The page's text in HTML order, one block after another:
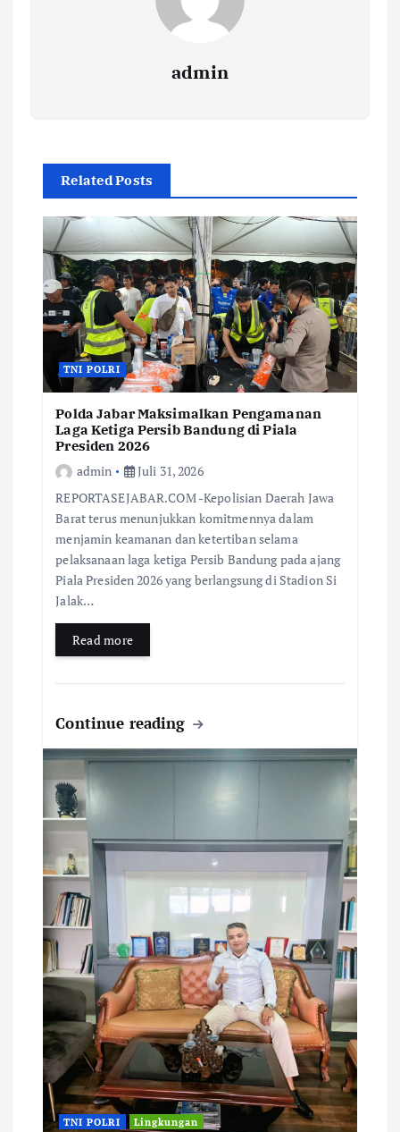
admin
Related Posts
TNI POLRI
Polda Jabar Maksimalkan Pengamanan
Laga Ketiga Persib Bandung di Piala
Presiden 2026
admin
Juli 31, 2026
REPORTASEJABAR.COM -Kepolisian Daerah Jawa
Barat terus menunjukkan komitmennya dalam
menjamin keamanan dan ketertiban selama
pelaksanaan laga ketiga Persib Bandung pada ajang
Piala Presiden 2026 yang berlangsung di Stadion Si
Jalak…
Read more
Continue reading
TNI POLRI Lingkungan